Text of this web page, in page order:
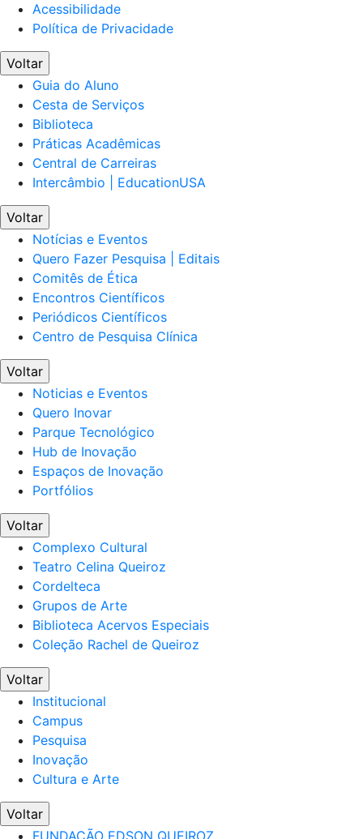
Acessibilidade
Política de Privacidade
Voltar
Guia do Aluno
Cesta de Serviços
Biblioteca
Práticas Acadêmicas
Central de Carreiras
Intercâmbio | EducationUSA
Voltar
Notícias e Eventos
Quero Fazer Pesquisa | Editais
Comitês de Ética
Encontros Científicos
Periódicos Científicos
Centro de Pesquisa Clínica
Voltar
Noticias e Eventos
Quero Inovar
Parque Tecnológico
Hub de Inovação
Espaços de Inovação
Portfólios
Voltar
Complexo Cultural
Teatro Celina Queiroz
Cordelteca
Grupos de Arte
Biblioteca Acervos Especiais
Coleção Rachel de Queiroz
Voltar
Institucional
Campus
Pesquisa
Inovação
Cultura e Arte
Voltar